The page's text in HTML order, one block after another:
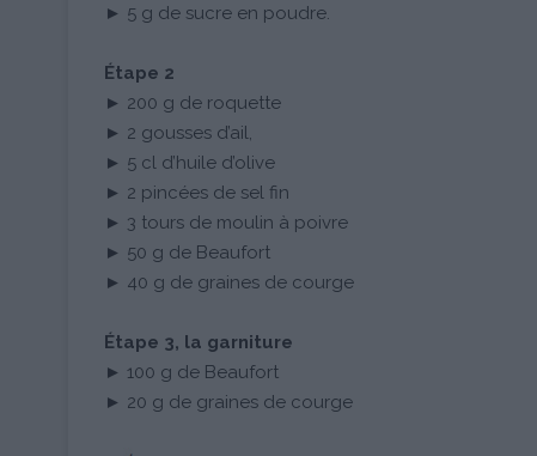
► 5 g de sucre en poudre.
Étape 2
► 200 g de roquette
► 2 gousses d’ail,
► 5 cl d’huile d’olive
► 2 pincées de sel fin
► 3 tours de moulin à poivre
► 50 g de Beaufort
► 40 g de graines de courge
Étape 3, la garniture
► 100 g de Beaufort
► 20 g de graines de courge